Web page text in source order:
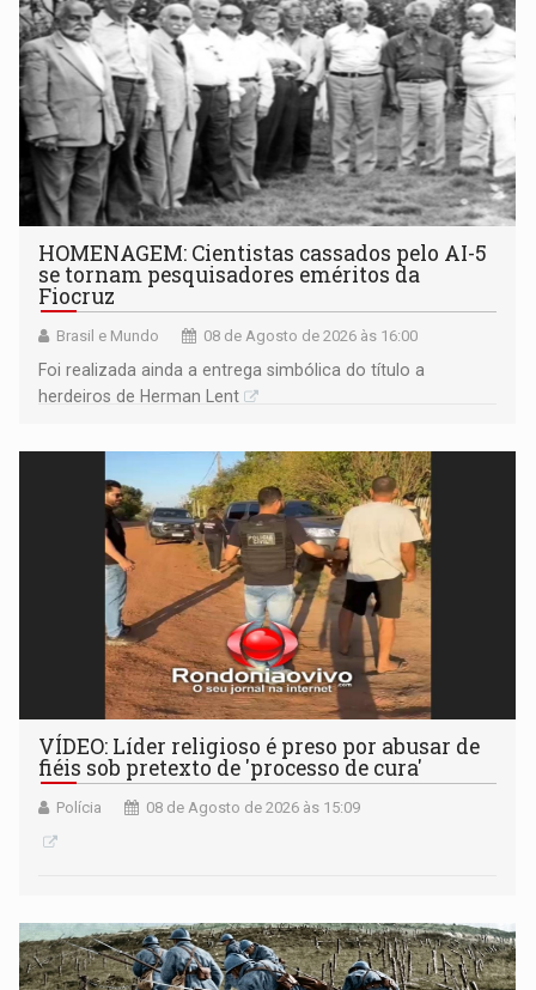
HOMENAGEM: Cientistas cassados pelo AI-5
se tornam pesquisadores eméritos da
Fiocruz
Brasil e Mundo 08 de Agosto de 2026 às 16:00
Foi realizada ainda a entrega simbólica do título a
herdeiros de Herman Lent
VÍDEO: Líder religioso é preso por abusar de
fiéis sob pretexto de 'processo de cura'
Polícia 08 de Agosto de 2026 às 15:09